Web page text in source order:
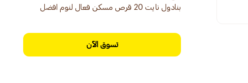
بنادول نايت 20 قرص مسكن فعال لنوم افضل
تسوق الآن